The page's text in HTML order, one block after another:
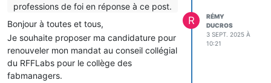
professions de foi en réponse à ce post.
Bonjour à toutes et tous,
Je souhaite proposer ma candidature pour
renouveler mon mandat au conseil collégial
du RFFLabs pour le collège des
fabmanagers.
R
RÉMY
DUCROS
3 SEPT. 2025 À
10:21